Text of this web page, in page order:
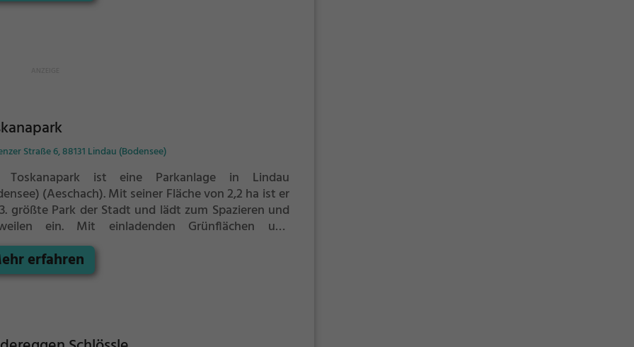
Straße 6, 88131 Lindau (Bodensee)
Toskanapark ist eine Parkanlage in Lindau
(Aeschach).Mit seiner Fläche von 2,2 ha ist er
größte Park der Stadt und lädt zum Spazieren und
ein. Mit einladenden Grünflächen und
bietet der Toskanapark zahlreiche
zur Entspannung.
erfahren